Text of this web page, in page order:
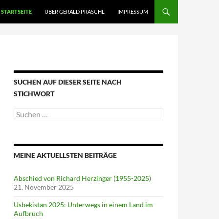
STARTSEITE ÜBER GERALD PRASCHL IMPRESSUM
SUCHEN AUF DIESER SEITE NACH
STICHWORT
Suche
nach:
MEINE AKTUELLSTEN BEITRÄGE
Abschied von Richard Herzinger (1955-2025)
21. November 2025
Usbekistan 2025: Unterwegs in einem Land im
Aufbruch